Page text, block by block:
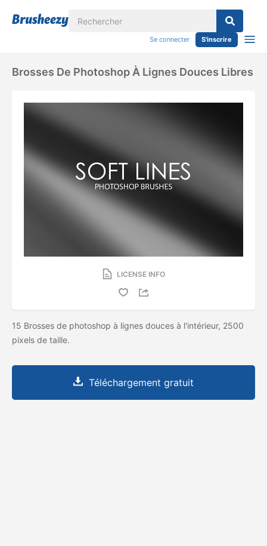
Se connecter S'inscrire
Brosses De Photoshop À Lignes Douces Libres
LICENSE INFO
15 Brosses de photoshop à lignes douces à l'intérieur, 2500
pixels de taille.
Téléchargement gratuit